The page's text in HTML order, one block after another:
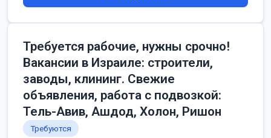
Требуется рабочие, нужны срочно!
Вакансии в Израиле: строители,
заводы, клининг. Свежие
объявления, работа с подвозкой:
Тель-Авив, Ашдод, Холон, Ришон
Требуются